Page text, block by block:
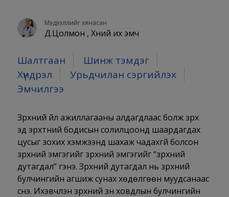
Мэдээллийг хянасан
Д.Цолмон , Хүний их эмч
Шалтгаан
Шинж тэмдэг
Хүндрэл
Урьдчилан сэргийлэх
Эмчилгээ
Зүрхний үйл ажиллагааны алдагдлаас болж зүрх
эд эрхтний бодисын солилцоонд шаардагдах
цусыг зохих хэмжээнд шахаж чадахгүй болсон
зүрхний эмгэгийг зүрхний эмгэгийг “зүрхний
дутагдал” гэнэ. Зүрхний дутагдал нь зүрхний
булчингийн агшиж сунах хөдөлгөөн муудсанаас
үүснэ. Ихэвчлэн зүрхний зүүн ховдлын булчингийн